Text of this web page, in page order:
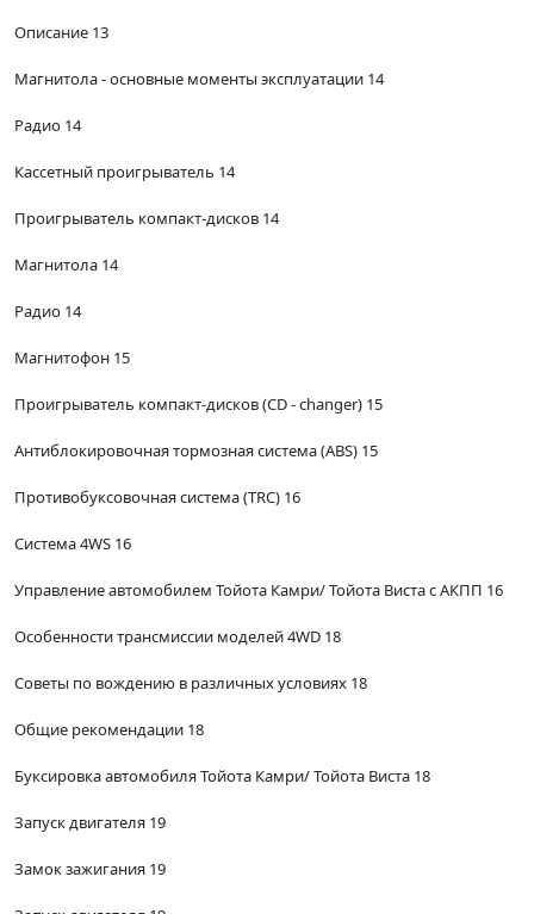
Описание 13
Магнитола - основные моменты эксплуатации 14
Радио 14
Кассетный проигрыватель 14
Проигрыватель компакт-дисков 14
Магнитола 14
Радио 14
Магнитофон 15
Проигрыватель компакт-дисков (CD - changer) 15
Антиблокировочная тормозная система (ABS) 15
Противобуксовочная система (TRC) 16
Система 4WS 16
Управление автомобилем Тойота Камри/ Тойота Виста с АКПП 16
Особенности трансмиссии моделей 4WD 18
Советы по вождению в различных условиях 18
Общие рекомендации 18
Буксировка автомобиля Тойота Камри/ Тойота Виста 18
Запуск двигателя 19
Замок зажигания 19